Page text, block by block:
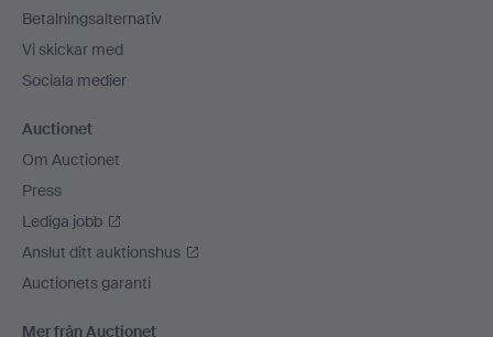
Betalningsalternativ
Vi skickar med
Sociala medier
Auctionet
Om Auctionet
Press
Lediga jobb
Anslut ditt auktionshus
Auctionets garanti
Mer från Auctionet